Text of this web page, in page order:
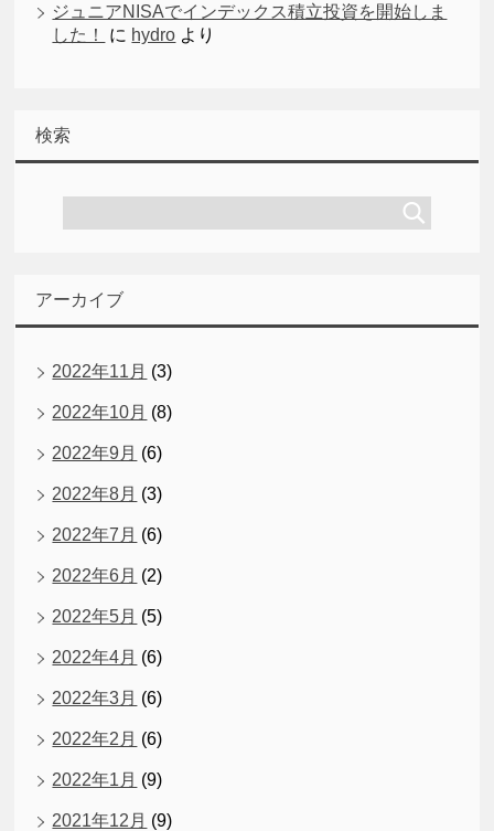
ジュニアNISAでインデックス積立投資を開始しま
した！
に hydro より
検索
アーカイブ
2022年11月 (3)
2022年10月 (8)
2022年9月 (6)
2022年8月 (3)
2022年7月 (6)
2022年6月 (2)
2022年5月 (5)
2022年4月 (6)
2022年3月 (6)
2022年2月 (6)
2022年1月 (9)
2021年12月 (9)